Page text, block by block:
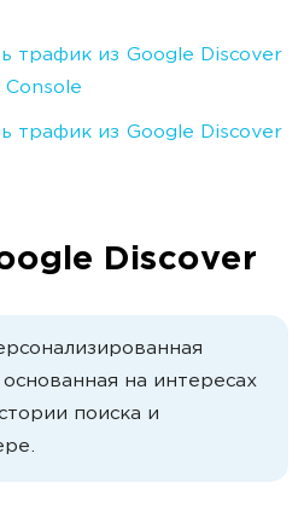
трафик из Google Discover
трафик из Google Discover
Discover
на интересах
поиска и